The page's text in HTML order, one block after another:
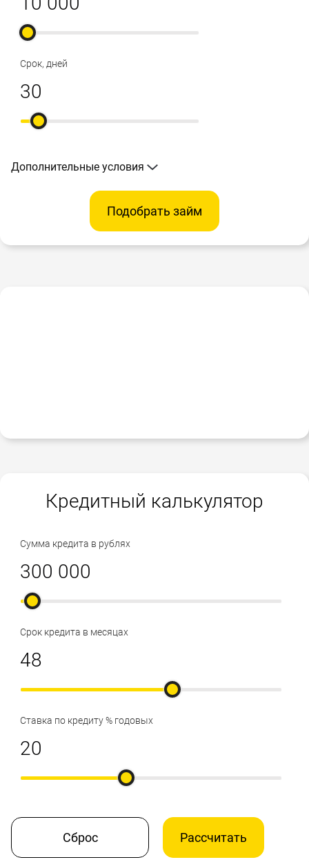
Срок, дней
Дополнительные условия
Подобрать займ
Кредитный калькулятор
Сумма кредита в рублях
Срок кредита в месяцах
Ставка по кредиту % годовых
Сброс Рассчитать